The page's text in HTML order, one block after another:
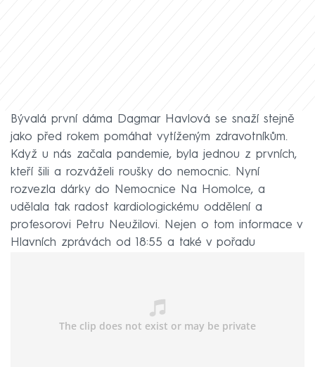
Bývalá první dáma Dagmar Havlová se snaží stejně
jako před rokem pomáhat vytíženým zdravotníkům.
Když u nás začala pandemie, byla jednou z prvních,
kteří šili a rozváželi roušky do nemocnic. Nyní
rozvezla dárky do Nemocnice Na Homolce, a
udělala tak radost kardiologickému oddělení a
profesorovi Petru Neužilovi. Nejen o tom informace v
Hlavních zprávách od 18:55 a také v pořadu